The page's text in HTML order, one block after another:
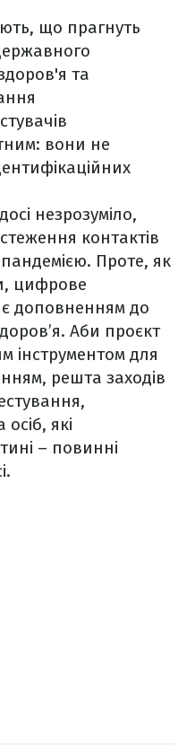
що прагнуть
та
вони не
незрозуміло,
контактів
Проте, як
цифрове
є доповненням до
Аби проєкт
інструментом для
решта заходів
які
– повинні